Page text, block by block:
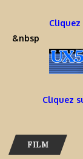
&nbsp
Cliquez
FILM